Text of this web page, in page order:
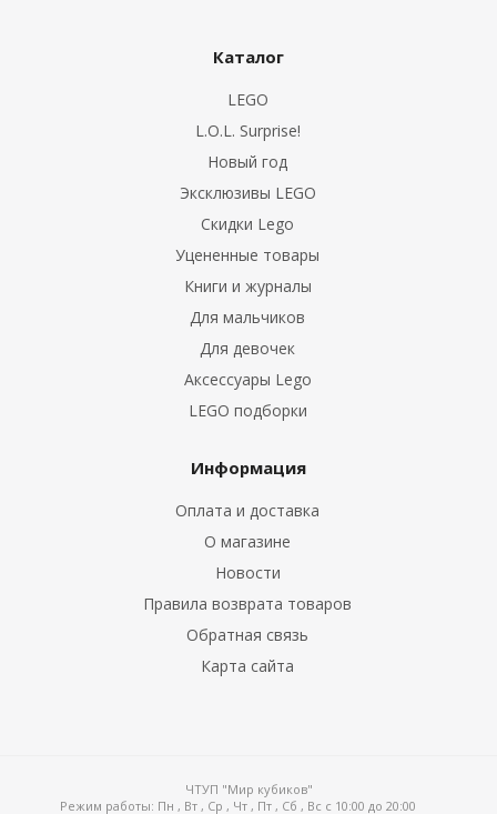
Каталог
LEGO
L.O.L. Surprise!
Новый год
Эксклюзивы LEGO
Скидки Lego
Уцененные товары
Книги и журналы
Для мальчиков
Для девочек
Аксессуары Lego
LEGO подборки
Информация
Оплата и доставка
О магазине
Новости
Правила возврата товаров
Обратная связь
Карта сайта
ЧТУП "Мир кубиков"
Режим работы: Пн , Вт , Ср , Чт , Пт , Сб , Вс c 10:00 до 20:00